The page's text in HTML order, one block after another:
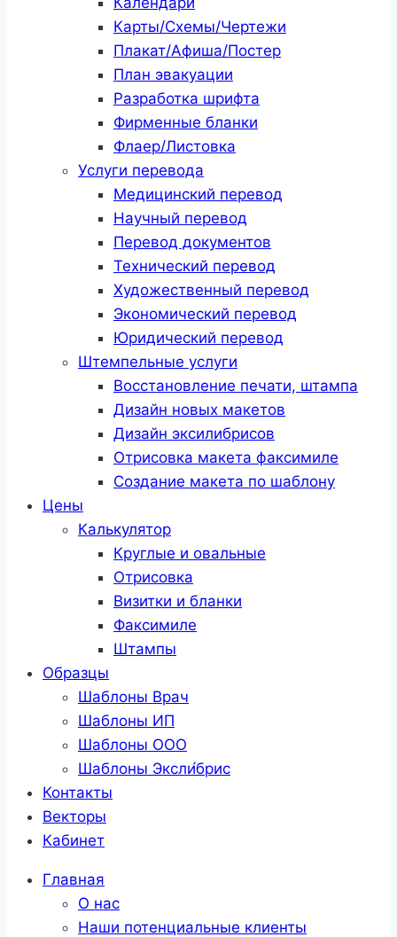
Карты/Схемы/Чертежи
Плакат/Афиша/Постер
План эвакуации
Разработка шрифта
Фирменные бланки
Флаер/Листовка
Услуги перевода
Медицинский перевод
Научный перевод
Перевод документов
Технический перевод
Художественный перевод
Экономический перевод
Юридический перевод
Штемпельные услуги
Восстановление печати, штампа
Дизайн новых макетов
Дизайн эксилибрисов
Отрисовка макета факсимиле
Создание макета по шаблону
Цены
Калькулятор
Круглые и овальные
Отрисовка
Визитки и бланки
Факсимиле
Штампы
Образцы
Шаблоны Врач
Шаблоны ИП
Шаблоны ООО
Шаблоны Эксли́брис
Контакты
Векторы
Кабинет
Главная
О нас
Наши потенциальные клиенты